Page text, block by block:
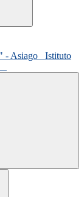
Istituto